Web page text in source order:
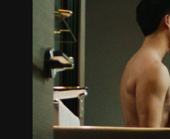
剧照 推荐影片